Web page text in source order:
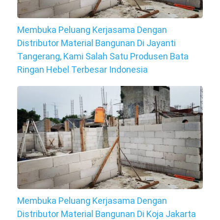
Membuka Peluang Kerjasama Dengan
Distributor Material Bangunan Di Jayanti
Tangerang, Kami Salah Satu Produsen Bata
Ringan Hebel Terbesar Indonesia
Membuka Peluang Kerjasama Dengan
Distributor Material Bangunan Di Koja Jakarta